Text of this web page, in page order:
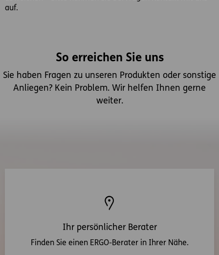
auf.
So erreichen Sie uns
Sie haben Fragen zu unseren Produkten oder sonstige
Anliegen? Kein Problem. Wir helfen Ihnen gerne
weiter.
Ihr persönlicher Berater
Finden Sie einen ERGO-Berater in Ihrer Nähe.